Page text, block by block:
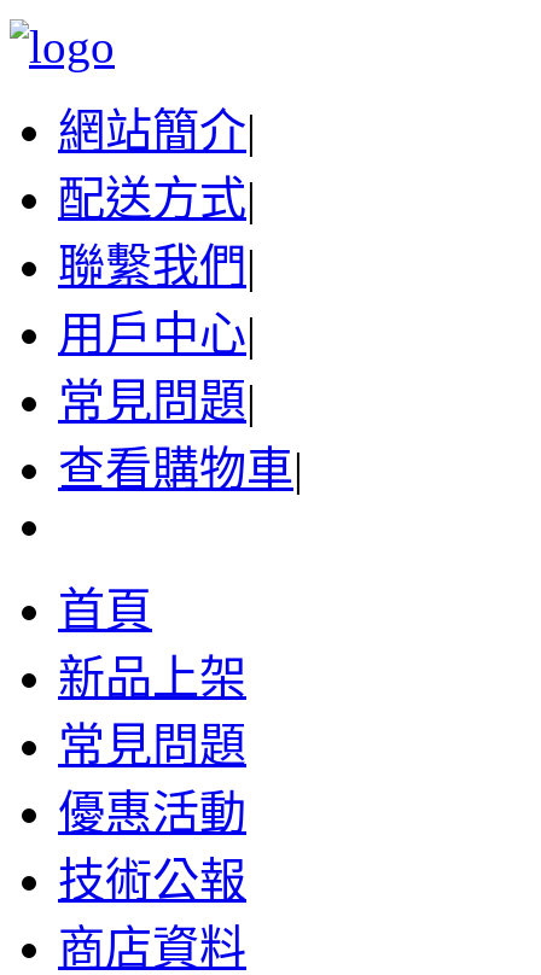
網站簡介|
配送方式|
聯繫我們|
用戶中心|
常見問題|
查看購物車|
首頁
新品上架
常見問題
優惠活動
技術公報
商店資料